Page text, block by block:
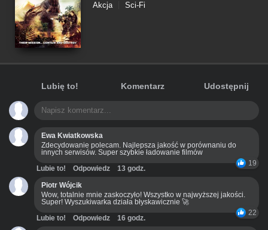
Akcja
Sci-Fi
Lubię to! Komentarz Udostępnij
Ewa Kwiatkowska
Zdecydowanie polecam. Najlepsza jakość w porównaniu do
innych serwisów. Super szybkie ładowanie filmów
19
Lubie to! Odpowiedz
13 godz.
Piotr Wójcik
Wow, totalnie mnie zaskoczyło! Wszystko w najwyższej jakości.
Super! Wyszukiwarka działa błyskawicznie 🚀
22
Lubie to! Odpowiedz
16 godz.